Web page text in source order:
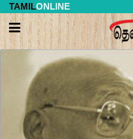
TAMILONLINE